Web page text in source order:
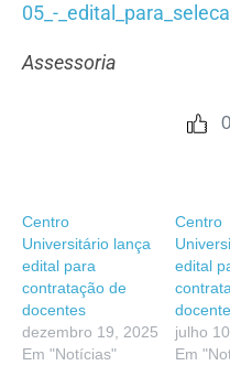
05_-
Assessoria
0
Centro
Universitário lança
edital para
contratação de
docentes
dezembro 19, 2025
Em "Notícias"
Centro
edital
julho
Em